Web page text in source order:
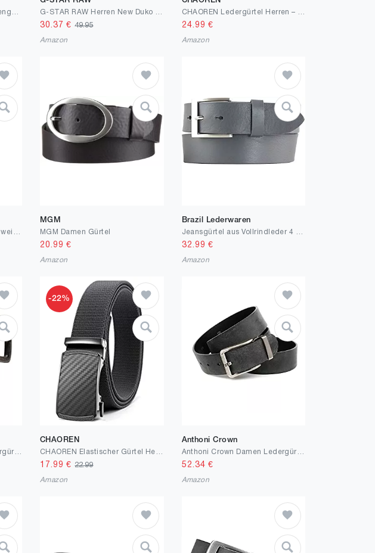
30.37 €49.95
Amazon
24.99 €
Amazon
MGM
MGM Damen Gürtel
20.99 €
Amazon
Brazil Lederwaren
32.99 €
Amazon
Urban Classics Unisex Ledergürtel Leather Imitation Belt, Faux-Leder Gürtel für Damen und Herren in 3 Farben erhätlich, Größen S - XL
-22%
CHAOREN
17.99 €22.99
Amazon
Anthoni Crown
Anthoni Crown Damen Ledergürtel Gürtel
52.34 €
Amazon